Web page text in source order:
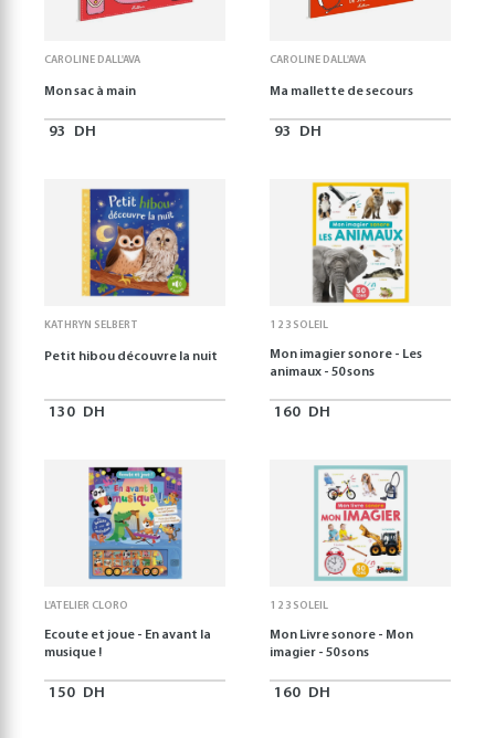
CAROLINE DALL'AVA
Mon sac à main
93 DH
CAROLINE DALL'AVA
Ma mallette de secours
93 DH
KATHRYN SELBERT
Petit hibou découvre la nuit
130 DH
1 2 3 SOLEIL
Mon imagier sonore - Les
animaux - 50 sons
160 DH
L'ATELIER CLORO
Ecoute et joue - En avant la
musique !
150 DH
1 2 3 SOLEIL
Mon Livre sonore - Mon
imagier - 50 sons
160 DH